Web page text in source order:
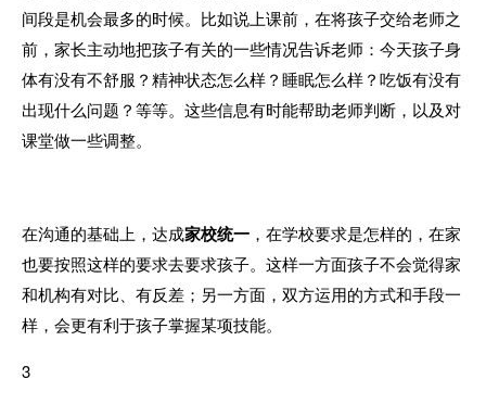
间段是机会最多的时候。比如说上课前，在将孩子交给老师之
前，家长主动地把孩子有关的一些情况告诉老师：今天孩子身
体有没有不舒服？精神状态怎么样？睡眠怎么样？吃饭有没有
出现什么问题？等等。这些信息有时能帮助老师判断，以及对
课堂做一些调整。
在沟通的基础上，达成家校统一 ，在学校要求是怎样的，在家
也要按照这样的要求去要求孩子。这样一方面孩子不会觉得家
和机构有对比、有反差；另一方面，双方运用的方式和手段一
样，会更有利于孩子掌握某项技能。
3